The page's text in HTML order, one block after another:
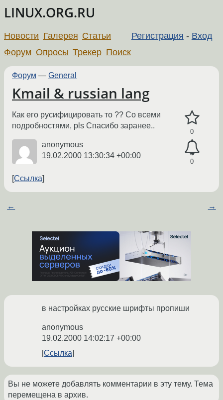
LINUX.ORG.RU
Регистрация - Вход
Новости Галерея Статьи
Форум Опросы Трекер Поиск
Форум — General
Kmail & russian lang
0
0
Как его русифицировать то ?? Со всеми
подробностями, pls Спасибо заранее..
anonymous
19.02.2000 13:30:34 +00:00
Ссылка
← →
в настройках русские шрифты пропиши
anonymous
19.02.2000 14:02:17 +00:00
Ссылка
Вы не можете добавлять комментарии в эту тему. Тема
перемещена в архив.